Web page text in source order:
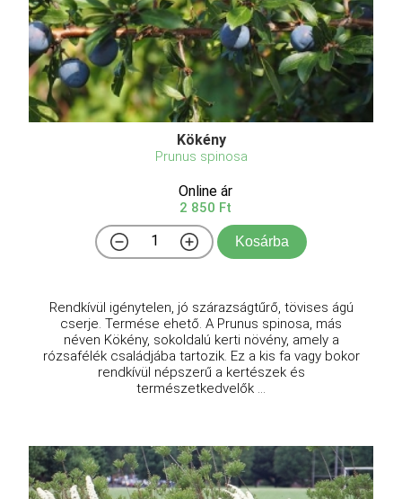
Kökény
Prunus spinosa
Online ár
2 850 Ft
Kosárba
Rendkívül igénytelen, jó szárazságtűrő, tövises ágú
cserje. Termése ehető. A Prunus spinosa, más
néven Kökény, sokoldalú kerti növény, amely a
rózsafélék családjába tartozik. Ez a kis fa vagy bokor
rendkívül népszerű a kertészek és
természetkedvelők ...